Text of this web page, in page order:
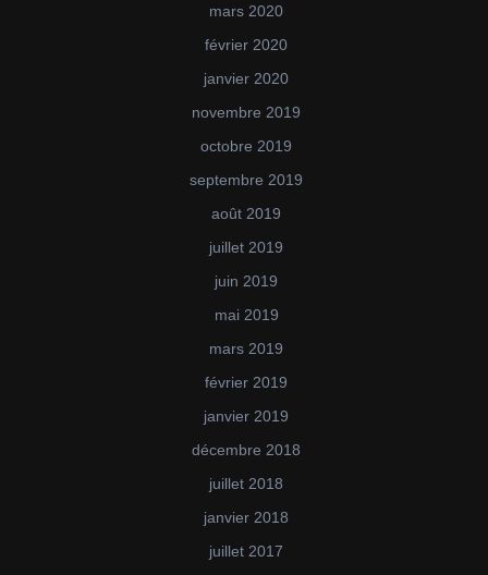
mars 2020
février 2020
janvier 2020
novembre 2019
octobre 2019
septembre 2019
août 2019
juillet 2019
juin 2019
mai 2019
mars 2019
février 2019
janvier 2019
décembre 2018
juillet 2018
janvier 2018
juillet 2017